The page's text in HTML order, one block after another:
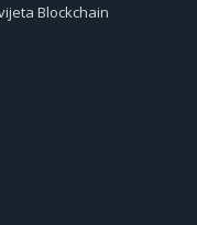
Blockchain